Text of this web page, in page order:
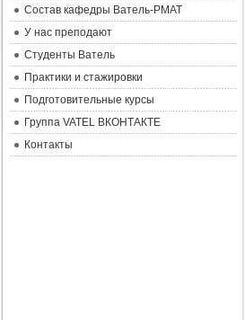
Состав кафедры Ватель-РМАТ
У нас преподают
Студенты Ватель
Практики и стажировки
Подготовительные курсы
Группа VATEL ВКОНТАКТЕ
Контакты